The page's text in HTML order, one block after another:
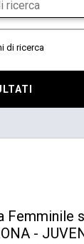
di ricerca
Femminile
-